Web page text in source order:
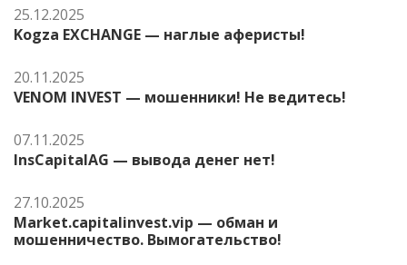
25.12.2025
Kogza EXCHANGE — наглые аферисты!
20.11.2025
VENOM INVEST — мошенники! Не ведитесь!
07.11.2025
InsCapitalAG — вывода денег нет!
27.10.2025
Market.capitalinvest.vip — обман и
мошенничество. Вымогательство!